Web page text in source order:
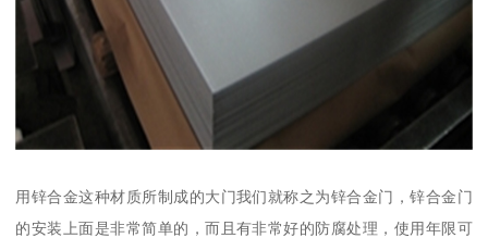
用锌合金这种材质所制成的大门我们就称之为锌合金门，锌合金门
的安装上面是非常简单的，而且有非常好的防腐处理，使用年限可